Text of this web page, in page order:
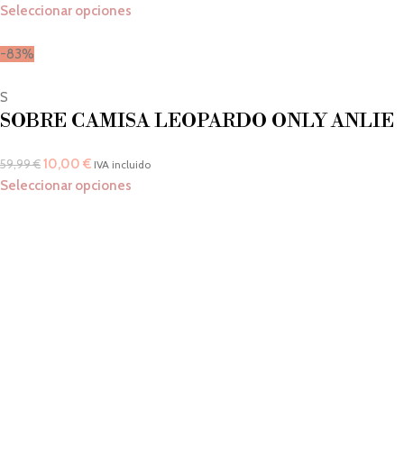
Seleccionar opciones
-83%
S
SOBRE CAMISA LEOPARDO ONLY ANLIE
59,99€10,00 € IVA incluido
Seleccionar opciones